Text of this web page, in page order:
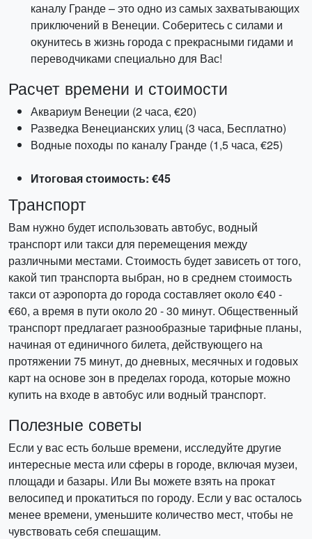
каналу Гранде – это одно из самых захватывающих
приключений в Венеции. Соберитесь с силами и
окунитесь в жизнь города с прекрасными гидами и
переводчиками специально для Вас!
Расчет времени и стоимости
Аквариум Венеции (2 часа, €20)
Разведка Венецианских улиц (3 часа, Бесплатно)
Водные походы по каналу Гранде (1,5 часа, €25)
Итоговая стоимость: €45
Транспорт
Вам нужно будет использовать автобус, водный
транспорт или такси для перемещения между
различными местами. Стоимость будет зависеть от того,
какой тип транспорта выбран, но в среднем стоимость
такси от аэропорта до города составляет около €40 -
€60, а время в пути около 20 - 30 минут. Общественный
транспорт предлагает разнообразные тарифные планы,
начиная от единичного билета, действующего на
протяжении 75 минут, до дневных, месячных и годовых
карт на основе зон в пределах города, которые можно
купить на входе в автобус или водный транспорт.
Полезные советы
Если у вас есть больше времени, исследуйте другие
интересные места или сферы в городе, включая музеи,
площади и базары. Или Вы можете взять на прокат
велосипед и прокатиться по городу. Если у вас осталось
менее времени, уменьшите количество мест, чтобы не
чувствовать себя спешащим.